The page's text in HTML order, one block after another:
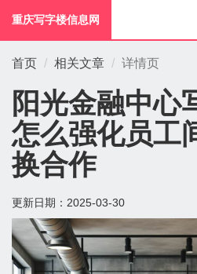
重庆写字楼信息网
首页 相关文章 详情页
阳光金融中心
怎么强化员工
换合作
更新日期： 2025-03-30